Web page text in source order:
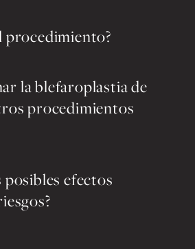
procedimiento?
la blefaroplastia de
procedimientos
posibles efectos